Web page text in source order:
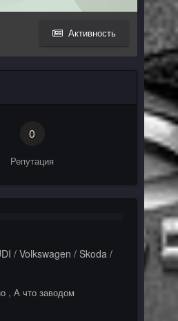
Активность
0
Репутация
/ Volkswagen / Skoda /
, А что заводом